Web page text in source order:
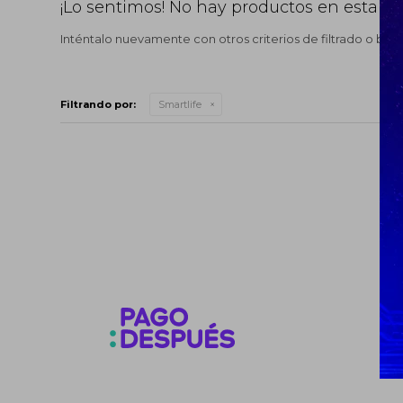
¡Lo sentimos! No hay productos en esta
Inténtalo nuevamente con otros criterios de filtrado o
Filtrando por: Smartlife